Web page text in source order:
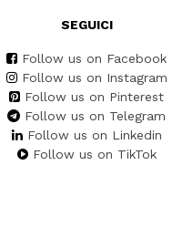
SEGUICI
Follow us on Facebook
Follow us on Instagram
Follow us on Pinterest
Follow us on Telegram
Follow us on Linkedin
Follow us on TikTok